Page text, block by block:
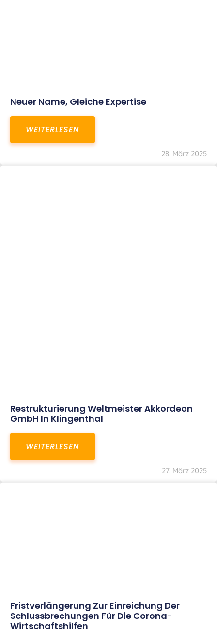
Neuer Name, Gleiche Expertise
WEITERLESEN
28. März 2025
Restrukturierung Weltmeister Akkordeon
GmbH In Klingenthal
WEITERLESEN
27. März 2025
Fristverlängerung Zur Einreichung Der
Schlussbrechungen Für Die Corona-
Wirtschaftshilfen